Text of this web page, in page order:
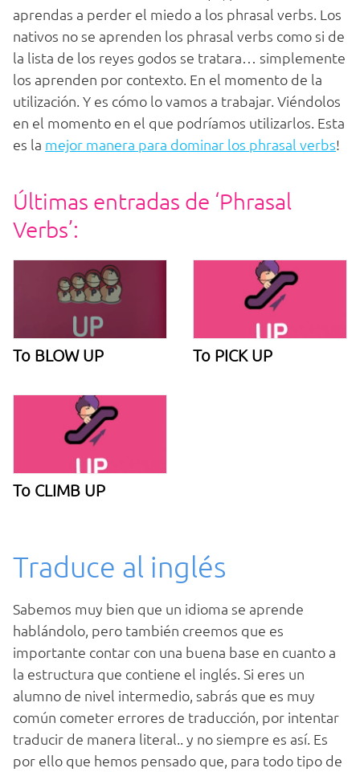
aprendas a perder el miedo a los phrasal verbs. Los
nativos no se aprenden los phrasal verbs como si de
la lista de los reyes godos se tratara… simplemente
los aprenden por contexto. En el momento de la
utilización. Y es cómo lo vamos a trabajar. Viéndolos
en el momento en el que podríamos utilizarlos. Esta
es la mejor manera para dominar los phrasal verbs!
Últimas entradas de ‘Phrasal
Verbs’:
To BLOW UP To PICK UP
To CLIMB UP
Traduce al inglés
Sabemos muy bien que un idioma se aprende
hablándolo, pero también creemos que es
importante contar con una buena base en cuanto a
la estructura que contiene el inglés. Si eres un
alumno de nivel intermedio, sabrás que es muy
común cometer errores de traducción, por intentar
traducir de manera literal.. y no siempre es así. Es
por ello que hemos pensado que, para todo tipo de